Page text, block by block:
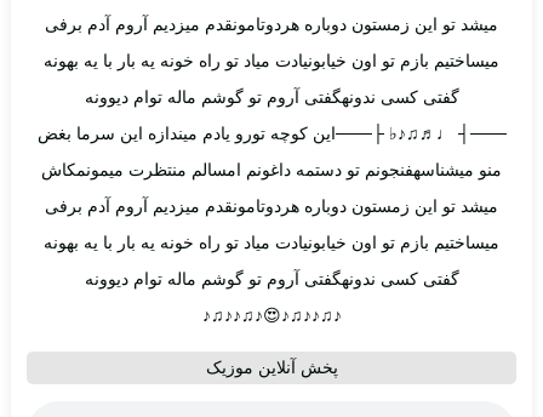
میشد تو این زمستون دوباره هردوتامونقدم میزدیم آروم آدم برفی
میساختیم بازم تو اون خیابونیادت میاد تو راه خونه یه بار با یه بهونه
گفتی کسی ندونهگفتی آروم تو گوشم ماله توام دیوونه
───┤ ♩♬♫♪♭ ├───این کوچه تورو یادم میندازه این سرما بغض
منو میشناسهفنجونم تو دستمه داغونم امسالم منتظرت میمونمکاش
میشد تو این زمستون دوباره هردوتامونقدم میزدیم آروم آدم برفی
میساختیم بازم تو اون خیابونیادت میاد تو راه خونه یه بار با یه بهونه
گفتی کسی ندونهگفتی آروم تو گوشم ماله توام دیوونه
♪♫♪♪♫♪😍♪♫♪♪♫♪
پخش آنلاین موزیک